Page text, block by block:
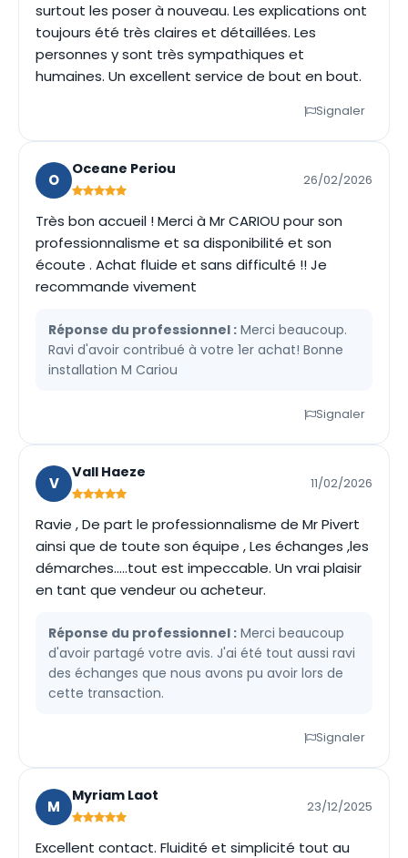
surtout les poser à nouveau. Les explications ont
toujours été très claires et détaillées. Les
personnes y sont très sympathiques et
humaines. Un excellent service de bout en bout.
Signaler
O
Oceane Periou
26/02/2026
Très bon accueil ! Merci à Mr CARIOU pour son
professionnalisme et sa disponibilité et son
écoute . Achat fluide et sans difficulté !! Je
recommande vivement
Réponse du professionnel : Merci beaucoup.
Ravi d'avoir contribué à votre 1er achat! Bonne
installation M Cariou
Signaler
V
Vall Haeze
11/02/2026
Ravie , De part le professionnalisme de Mr Pivert
ainsi que de toute son équipe , Les échanges ,les
démarches.....tout est impeccable. Un vrai plaisir
en tant que vendeur ou acheteur.
Réponse du professionnel : Merci beaucoup
d'avoir partagé votre avis. J'ai été tout aussi ravi
des échanges que nous avons pu avoir lors de
cette transaction.
Signaler
M
Myriam Laot
23/12/2025
Excellent contact. Fluidité et simplicité tout au